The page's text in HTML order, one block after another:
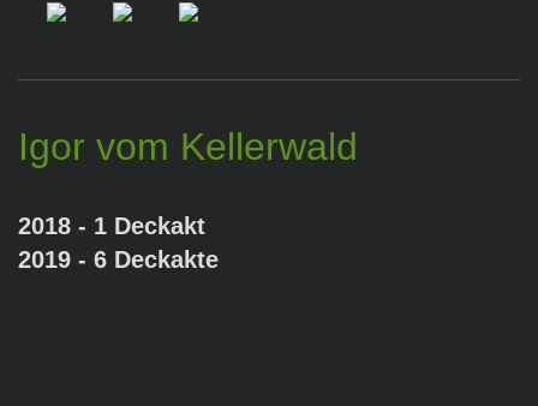
Igor vom Kellerwald
2018 - 1 Deckakt
2019 - 6 Deckakte